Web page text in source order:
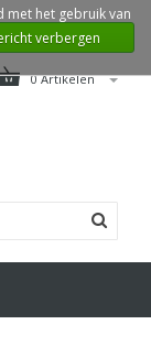
0 Artikelen
met het gebruik van
verbergen